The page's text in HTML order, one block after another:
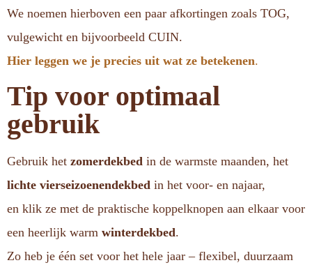
We noemen hierboven een paar afkortingen zoals TOG,
vulgewicht en bijvoorbeeld CUIN.
Hier leggen we je precies uit wat ze betekenen.
Tip voor optimaal
gebruik
Gebruik het zomerdekbed in de warmste maanden, het
lichte vierseizoenendekbed in het voor- en najaar,
en klik ze met de praktische koppelknopen aan elkaar voor
een heerlijk warm winterdekbed.
Zo heb je één set voor het hele jaar – flexibel, duurzaam